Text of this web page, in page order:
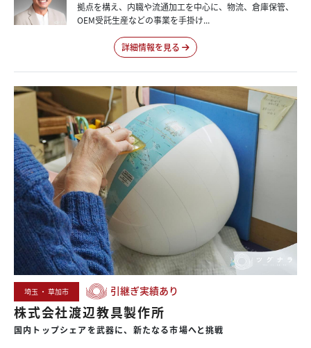
拠点を構え、内職や流通加工を中心に、物流、倉庫保管、
OEM受託生産などの事業を手掛け...
詳細情報を見る
埼玉 ・ 草加市 引継ぎ実績あり
株式会社渡辺教具製作所
国内 トップシェアを武器に、 新たなる市場へと挑戦